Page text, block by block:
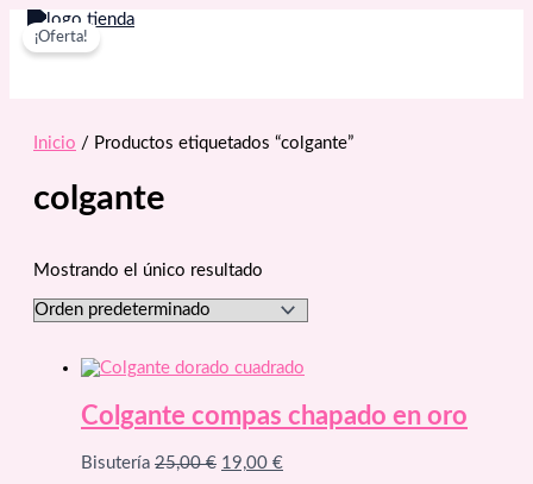
contenido
Inicio / Productos etiquetados “colgante”
colgante
Mostrando el único resultado
¡Oferta!
Colgante compas chapado en oro
Bisutería 25,00€ El
19,00 €